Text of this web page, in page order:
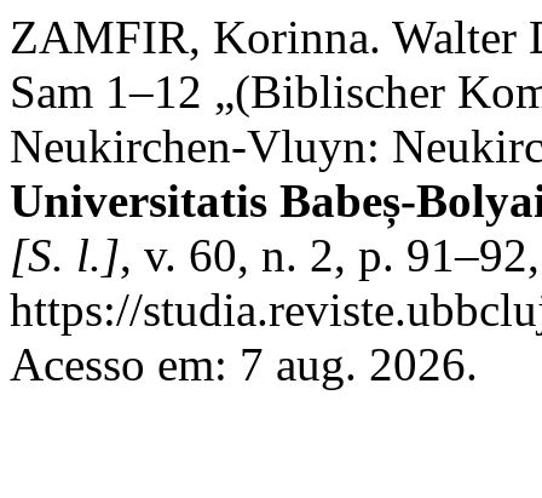
ZAMFIR, Korinna. Walter
Sam 1–12 „(Biblischer
Neukirchen-Vluyn:
Universitatis Babeș-
[S. l.], v. 60, n. 2, p.
https://
Acesso em: 7 aug. 2026.